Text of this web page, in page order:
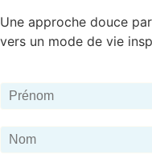
Une approche douce
vers un mode de vie